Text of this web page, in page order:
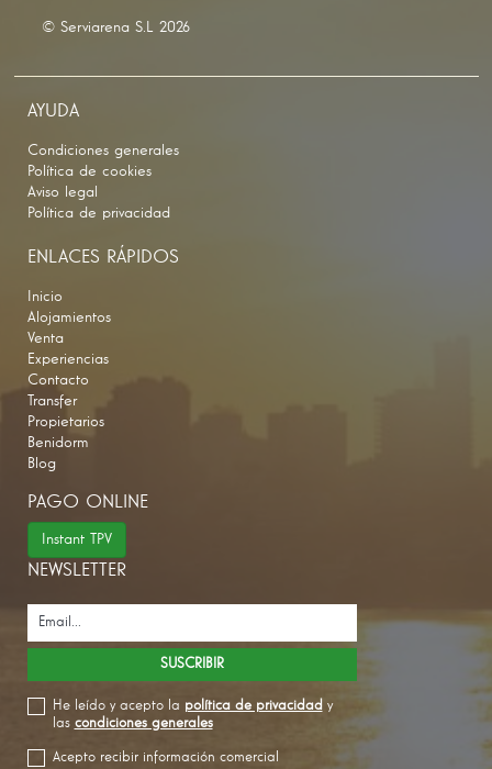
© Serviarena S.L 2026
AYUDA
Condiciones generales
Política de cookies
Aviso legal
Política de privacidad
ENLACES RÁPIDOS
Inicio
Alojamientos
Venta
Experiencias
Contacto
Transfer
Propietarios
Benidorm
Blog
PAGO ONLINE
Instant TPV
NEWSLETTER
He leído y acepto la política de privacidad y
las condiciones generales
Acepto recibir información comercial